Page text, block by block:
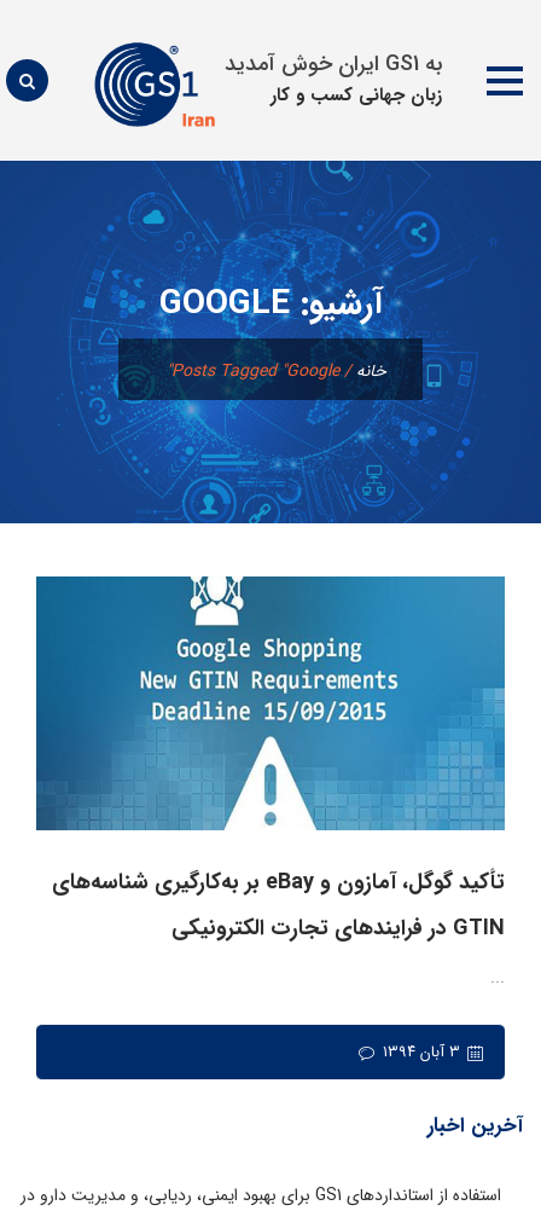
به GS1 ایران خوش آمدید
زبان جهانی كسب و كار
محتوا
آرشیو:GOOGLE
خانه/
Posts Tagged "Google"
تأکید گوگل، آمازون و eBay بر به‌کارگیری شناسه‌های
GTIN در فرایندهای تجارت الکترونیکی
...
آخرین اخبار
استفاده از استانداردهای GS1 برای بهبود ایمنی، ردیابی، و مدیریت دارو در